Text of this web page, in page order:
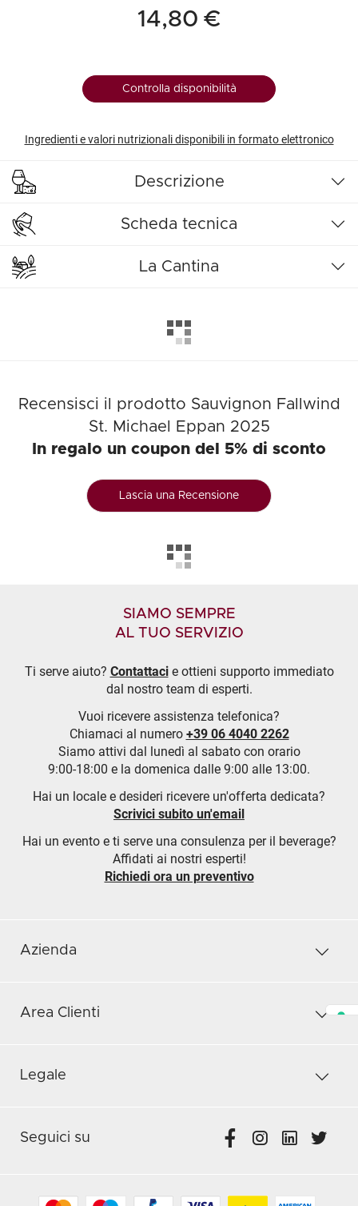
14,80 €
Controlla disponibilità
Ingredienti e valori nutrizionali disponibili in formato elettronico
Descrizione
Scheda tecnica
La Cantina
Recensisci il prodotto Sauvignon Fallwind
St. Michael Eppan 2025
In regalo un coupon del 5% di sconto
Lascia una Recensione
SIAMO SEMPRE
AL TUO SERVIZIO
Ti serve aiuto? Contattacie ottieni supporto immediato
dal nostro team di esperti.
Vuoi ricevere assistenza telefonica?
Chiamaci al numero +39 06 4040 2262
Siamo attivi dal lunedì al sabato con orario
9:00-18:00 e la domenica dalle 9:00 alle 13:00.
Hai un locale e desideri ricevere un'offerta dedicata?
Scrivici subito un'email
Hai un evento e ti serve una consulenza per il beverage?
Affidati ai nostri esperti!
Richiedi ora un preventivo
Azienda
Area Clienti
Legale
Seguici su